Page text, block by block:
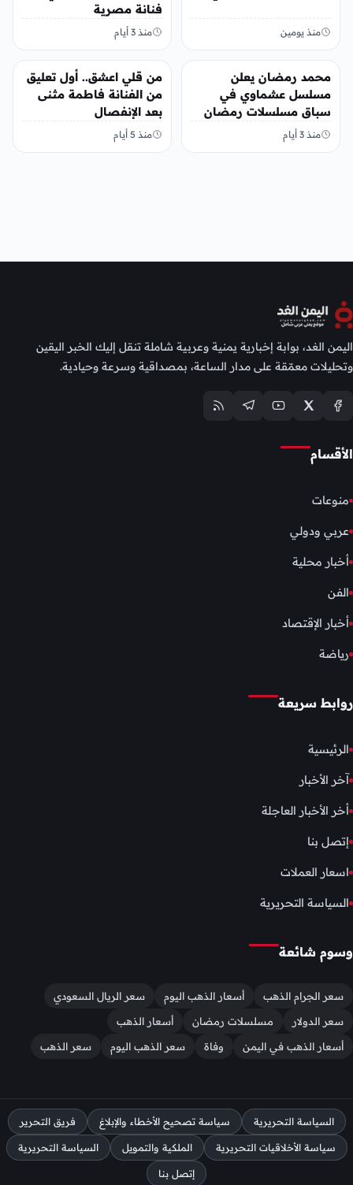
منذ يومين
فنانة مصرية
منذ 3 أيام
محمد رمضان يعلن
مسلسل عشماوي في
سباق مسلسلات رمضان
2027
منذ 3 أيام
من قلي اعشق.. أول تعليق
من الفنانة فاطمة مثنى
بعد الإنفصال
منذ 5 أيام
اليمن الغد، بوابة إخبارية يمنية وعربية شاملة تنقل إليك الخبر اليقين
وتحليلات معمّقة على مدار الساعة، بمصداقية وسرعة وحيادية.
الأقسام
منوعات
عربي ودولي
أخبار محلية
الفن
أخبار الإقتصاد
رياضة
روابط سريعة
الرئيسية
آخر الأخبار
أخر الأخبار العاجلة
إتصل بنا
اسعار العملات
السياسة التحريرية
وسوم شائعة
سعر الجرام الذهب أسعار الذهب اليوم
سعر الريال السعودي
سعر الدولار
مسلسلات رمضان
أسعار الذهب
أسعار الذهب في اليمن
وفاة سعر الذهب اليوم سعر الذهب
السياسة التحريرية سياسة تصحيح الأخطاء والإبلاغ فريق التحرير
سياسة الأخلاقيات التحريرية الملكية والتمويل السياسة التحريرية
إتصل بنا